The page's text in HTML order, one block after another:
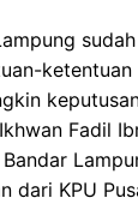
ketentuan
Fadil
dari KPU